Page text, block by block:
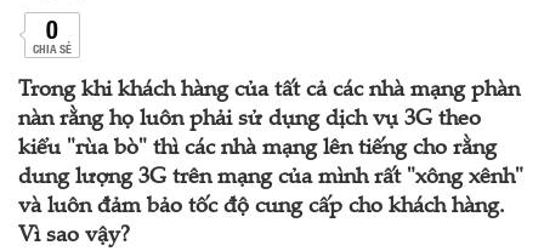
0
CHIA SẺ
Trong khi khách hàng của tất cả các nhà mạng phàn
nàn rằng họ luôn phải sử dụng dịch vụ 3G theo
kiểu "rùa bò" thì các nhà mạng lên tiếng cho rằng
dung lượng 3G trên mạng của mình rất "xông xênh"
và luôn đảm bảo tốc độ cung cấp cho khách hàng.
Vì sao vậy?